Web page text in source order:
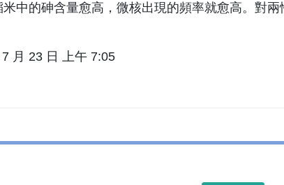
中的砷含量愈高，微核出現的頻率就愈高。對
月 23 日 上午 7:05